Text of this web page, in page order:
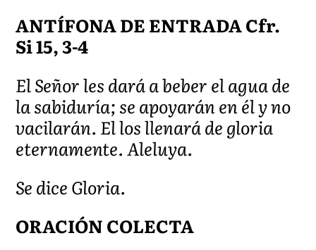
ANTÍFONA DE ENTRADA Cfr.
Si 15, 3-4
El Señor les dará a beber el agua de
la sabiduría; se apoyarán en él y no
vacilarán. El los llenará de gloria
eternamente. Aleluya.
Se dice Gloria.
ORACIÓN COLECTA